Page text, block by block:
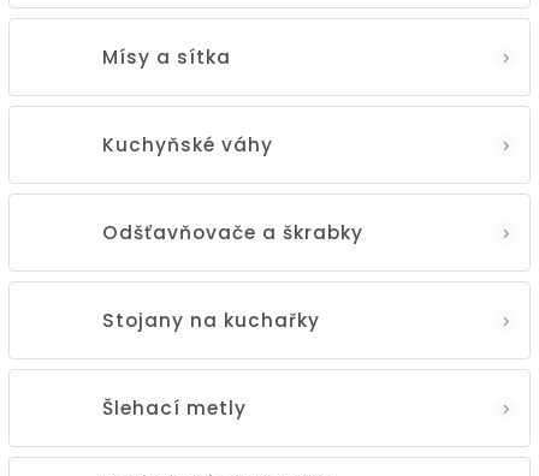
Mísy a sítka
Kuchyňské váhy
Odšťavňovače a škrabky
Stojany na kuchařky
Šlehací metly